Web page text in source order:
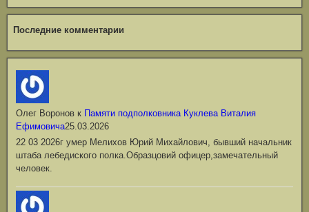
Последние комментарии
Олег Воронов к Памяти подполковника Куклева Виталия
Ефимовича25.03.2026
22 03 2026г умер Мелихов Юрий Михайлович, бывший начальник
штаба лебедиского полка.Образцовий офицер,замечательный
человек.